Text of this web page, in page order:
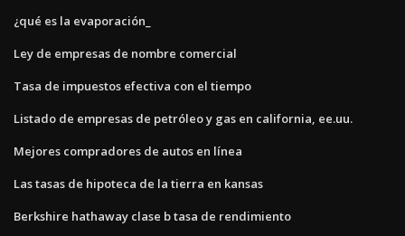
¿qué es la evaporación_
Ley de empresas de nombre comercial
Tasa de impuestos efectiva con el tiempo
Listado de empresas de petróleo y gas en california, ee.uu.
Mejores compradores de autos en línea
Las tasas de hipoteca de la tierra en kansas
Berkshire hathaway clase b tasa de rendimiento